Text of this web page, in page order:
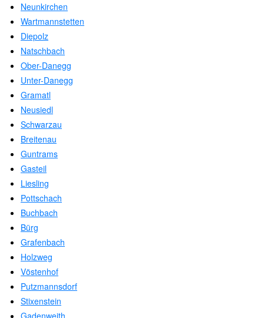
Neunkirchen
Wartmannstetten
Diepolz
Natschbach
Ober-Danegg
Unter-Danegg
Gramatl
Neusiedl
Schwarzau
Breitenau
Guntrams
Gasteil
Liesling
Pottschach
Buchbach
Bürg
Grafenbach
Holzweg
Vöstenhof
Putzmannsdorf
Stixenstein